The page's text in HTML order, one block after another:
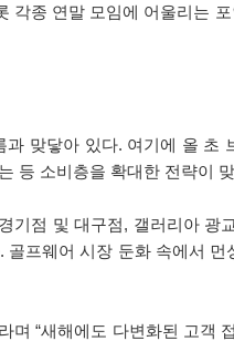
각종 연말 모임에 어울리는
맞닿아 있다. 여기에 올 초
등 소비층을 확대한 전략이
기점 및 대구점, 갤러리아 광
프웨어 시장 둔화 속에서 먼
며 “새해에도 다변화된 고객